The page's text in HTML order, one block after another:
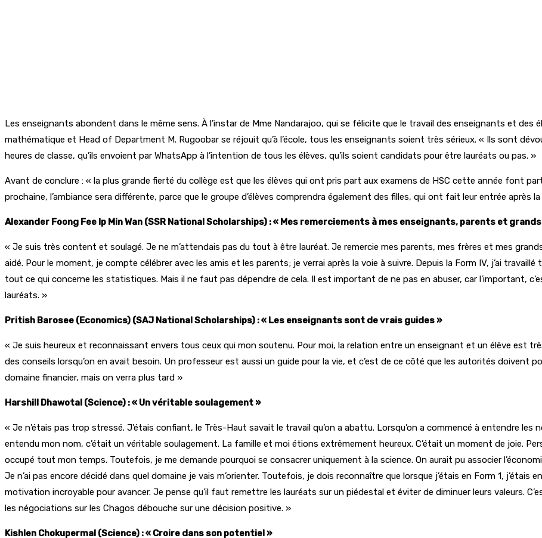
Les enseignants abondent dans le même sens. À l’instar de Mme Nandarajoo, qui se félicite que le travail des enseignants et des
mathématique et Head of Department M. Rugoobar se réjouit qu’à l’école, tous les enseignants soient très sérieux. « Ils sont
heures de classe, qu’ils envoient par WhatsApp à l’intention de tous les élèves, qu’ils soient candidats pour être lauréats ou pas. »
Avant de conclure : « la plus grande fierté du collège est que les élèves qui ont pris part aux examens de HSC cette année font
prochaine, l’ambiance sera différente, parce que le groupe d’élèves comprendra également des filles, qui ont fait leur entrée après
Alexander Foong Fee Ip Min Wan (SSR National Scholarships) : « Mes remerciements à mes enseignants, parents et
« Je suis très content et soulagé. Je ne m’attendais pas du tout à être lauréat. Je remercie mes parents, mes frères et mes
aidé. Pour le moment, je compte célébrer avec les amis et les parents; je verrai après la voie à suivre. Depuis la Form IV, j’ai travaillé
tout ce qui concerne les statistiques. Mais il ne faut pas dépendre de cela. Il est important de ne pas en abuser, car l’important,
lauréats. »
Pritish Barosee (Economics) (SAJ National Scholarships) : « Les enseignants sont de vrais guides »
« Je suis heureux et reconnaissant envers tous ceux qui mon soutenu. Pour moi, la relation entre un enseignant et un élève est
des conseils lorsqu’on en avait besoin. Un professeur est aussi un guide pour la vie, et c’est de ce côté que les autorités doivent
domaine financier, mais on verra plus tard »
Harshill Dhawotal (Science) : « Un véritable soulagement »
« Je n’étais pas trop stressé. J’étais confiant, le Très-Haut savait le travail qu’on a abattu. Lorsqu’on a commencé à entendre les
entendu mon nom, c’était un véritable soulagement. La famille et moi étions extrêmement heureux. C’était un moment de joie.
occupé tout mon temps. Toutefois, je me demande pourquoi se consacrer uniquement à la science. On aurait pu associer
Je n’ai pas encore décidé dans quel domaine je vais m’orienter. Toutefois, je dois reconnaître que lorsque j’étais en Form 1, j’étais
motivation incroyable pour avancer. Je pense qu’il faut remettre les lauréats sur un piédestal et éviter de diminuer leurs valeurs.
les négociations sur les Chagos débouche sur une décision positive. »
Kishlen Chokupermal (Science) : « Croire dans son potentiel »